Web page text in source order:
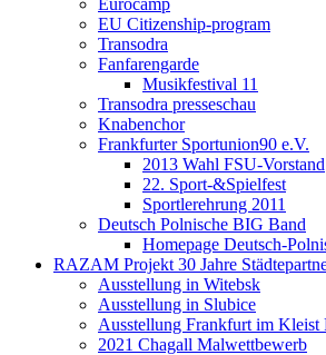
Eurocamp
EU Citizenship-program
Transodra
Fanfarengarde
Musikfestival 11
Transodra presseschau
Knabenchor
Frankfurter Sportunion90 e.V.
2013 Wahl FSU-Vorstand
22. Sport-&Spielfest
Sportlerehrung 2011
Deutsch Polnische BIG Band
Homepage Deutsch-
RAZAM Projekt 30 Jahre
Ausstellung in Witebsk
Ausstellung in Slubice
Ausstellung Frankfurt im Kleist
2021 Chagall Malwettbewerb